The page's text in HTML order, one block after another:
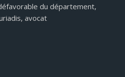
du département,
avocat